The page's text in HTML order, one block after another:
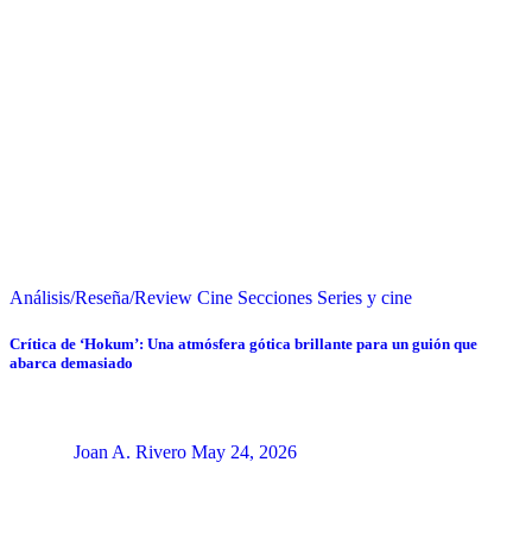
Análisis/Reseña/Review Cine Secciones Series y cine
Crítica de ‘Hokum’: Una atmósfera gótica brillante para un guión que
abarca demasiado
Joan A. Rivero May 24, 2026